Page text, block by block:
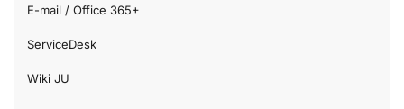
E-mail / Office 365+
ServiceDesk
Wiki JU